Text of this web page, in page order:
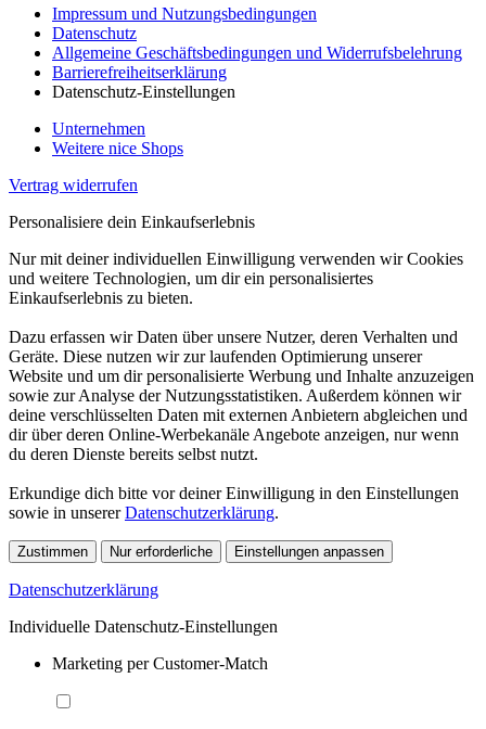
Impressum und Nutzungsbedingungen
Datenschutz
Allgemeine Geschäftsbedingungen und Widerrufsbelehrung
Barrierefreiheitserklärung
Datenschutz-Einstellungen
Unternehmen
Weitere nice Shops
Vertrag widerrufen
Personalisiere dein Einkaufserlebnis
Nur mit deiner individuellen Einwilligung verwenden wir Cookies
und weitere Technologien, um dir ein personalisiertes
Einkaufserlebnis zu bieten.
Dazu erfassen wir Daten über unsere Nutzer, deren Verhalten und
Geräte. Diese nutzen wir zur laufenden Optimierung unserer
Website und um dir personalisierte Werbung und Inhalte anzuzeigen
sowie zur Analyse der Nutzungsstatistiken. Außerdem können wir
deine verschlüsselten Daten mit externen Anbietern abgleichen und
dir über deren Online-Werbekanäle Angebote anzeigen, nur wenn
du deren Dienste bereits selbst nutzt.
Erkundige dich bitte vor deiner Einwilligung in den Einstellungen
sowie in unsererDatenschutzerklärung.
Zustimmen Nur erforderliche Einstellungen anpassen
Datenschutzerklärung
Individuelle Datenschutz-Einstellungen
Marketing per Customer-Match